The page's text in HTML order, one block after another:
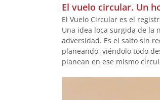
El vuelo circular. Un
El Vuelo Circular es el
Una idea loca surgida de la
adversidad. Es el salto sin
planeando, viéndolo todo
planean en ese mismo